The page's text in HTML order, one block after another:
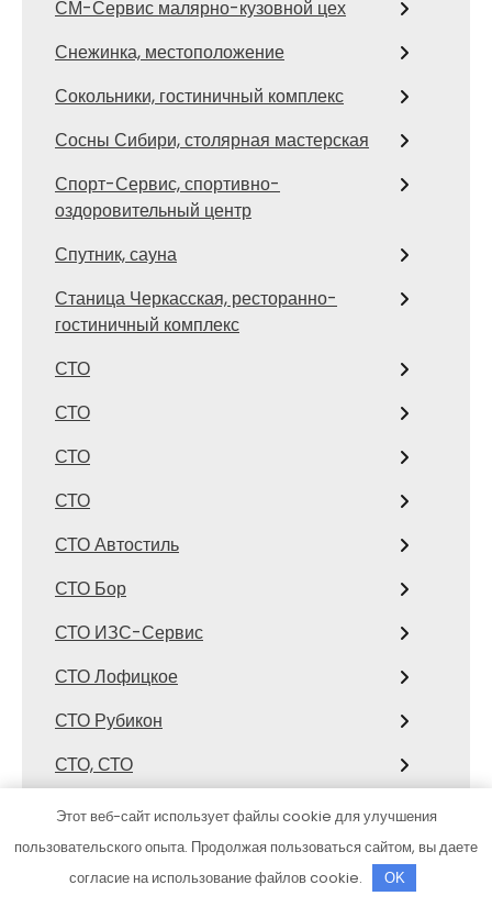
СМ-Сервис малярно-кузовной цех
Снежинка, местоположение
Сокольники, гостиничный комплекс
Сосны Сибири, столярная мастерская
Спорт-Сервис, спортивно-
оздоровительный центр
Спутник, сауна
Станица Черкасская, ресторанно-
гостиничный комплекс
СТО
СТО
СТО
СТО
СТО Автостиль
СТО Бор
СТО ИЗС-Сервис
СТО Лофицкое
СТО Рубикон
СТО, СТО
СТО, СТО
Страйк
Этот веб-сайт использует файлы cookie для улучшения
пользовательского опыта. Продолжая пользоваться сайтом, вы даете
согласие на использование файлов cookie.
OK